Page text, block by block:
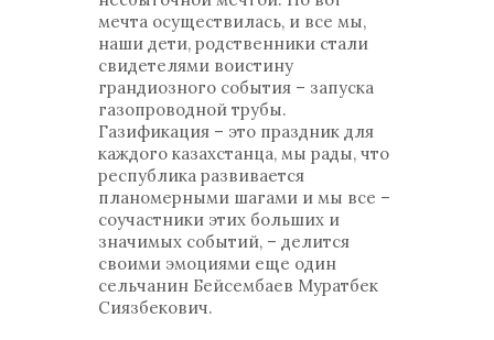
мечта осуществилась, и все мы,
наши дети, родственники стали
свидетелями воистину
грандиозного события – запуска
газопроводной трубы.
Газификация – это праздник для
каждого казахстанца, мы рады, что
республика развивается
планомерными шагами и мы все –
соучастники этих больших и
значимых событий, – делится
своими эмоциями еще один
сельчанин Бейсембаев Муратбек
Сиязбекович.